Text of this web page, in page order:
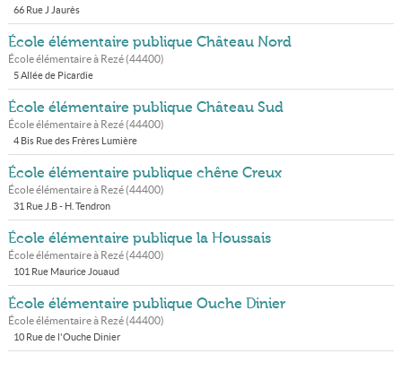
66 Rue J Jaurès
École élémentaire publique Château Nord
École élémentaire à Rezé(44400)
5 Allée de Picardie
École élémentaire publique Château Sud
École élémentaire à Rezé(44400)
4 Bis Rue des Frères Lumière
École élémentaire publique chêne Creux
École élémentaire à Rezé(44400)
31 Rue J.B - H. Tendron
École élémentaire publique la Houssais
École élémentaire à Rezé(44400)
101 Rue Maurice Jouaud
École élémentaire publique Ouche Dinier
École élémentaire à Rezé(44400)
10 Rue de l'Ouche Dinier